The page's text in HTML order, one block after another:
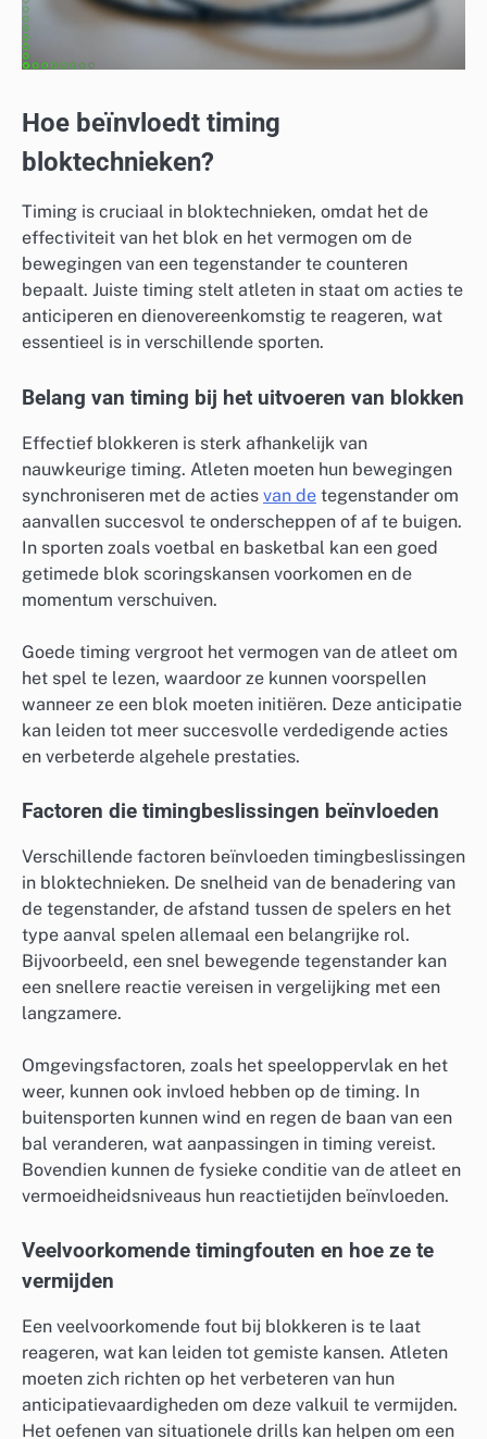
Hoe beïnvloedt timing
bloktechnieken?
Timing is cruciaal in bloktechnieken, omdat het de
effectiviteit van het blok en het vermogen om de
bewegingen van een tegenstander te counteren
bepaalt. Juiste timing stelt atleten in staat om acties te
anticiperen en dienovereenkomstig te reageren, wat
essentieel is in verschillende sporten.
Belang van timing bij het uitvoeren van blokken
Effectief blokkeren is sterk afhankelijk van
nauwkeurige timing. Atleten moeten hun bewegingen
synchroniseren met de acties van de tegenstander om
aanvallen succesvol te onderscheppen of af te buigen.
In sporten zoals voetbal en basketbal kan een goed
getimede blok scoringskansen voorkomen en de
momentum verschuiven.
Goede timing vergroot het vermogen van de atleet om
het spel te lezen, waardoor ze kunnen voorspellen
wanneer ze een blok moeten initiëren. Deze anticipatie
kan leiden tot meer succesvolle verdedigende acties
en verbeterde algehele prestaties.
Factoren die timingbeslissingen beïnvloeden
Verschillende factoren beïnvloeden timingbeslissingen
in bloktechnieken. De snelheid van de benadering van
de tegenstander, de afstand tussen de spelers en het
type aanval spelen allemaal een belangrijke rol.
Bijvoorbeeld, een snel bewegende tegenstander kan
een snellere reactie vereisen in vergelijking met een
langzamere.
Omgevingsfactoren, zoals het speeloppervlak en het
weer, kunnen ook invloed hebben op de timing. In
buitensporten kunnen wind en regen de baan van een
bal veranderen, wat aanpassingen in timing vereist.
Bovendien kunnen de fysieke conditie van de atleet en
vermoeidheidsniveaus hun reactietijden beïnvloeden.
Veelvoorkomende timingfouten en hoe ze te
vermijden
Een veelvoorkomende fout bij blokkeren is te laat
reageren, wat kan leiden tot gemiste kansen. Atleten
moeten zich richten op het verbeteren van hun
anticipatievaardigheden om deze valkuil te vermijden.
Het oefenen van situationele drills kan helpen om een